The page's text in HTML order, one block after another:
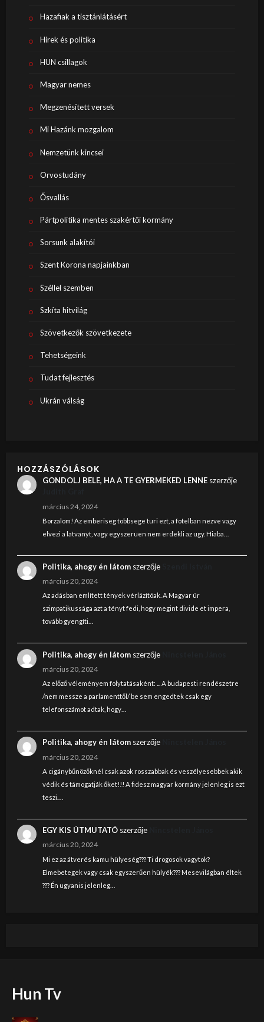
Hazafiak a tisztánlátásért
Hírek és politika
HUN csillagok
Magyar nemes
Megzenésített versek
Mi Hazánk mozgalom
Nemzetünk kincsei
Orvostudány
Ősvallás
Pártpolitika mentes szakértői kormány
Sorsunk alakítói
Szent Korona napjainkban
Széllel szemben
Szkíta hitvilág
Szövetkezők szövetkezete
Tehetségeink
Tudat fejlesztés
Ukrán válság
HOZZÁSZÓLÁSOK
GONDOLJ BELE, HA A TE GYERMEKED LENNEszerzője
március 24, 2024
Borzalom! Az emberiseg tobbsege turi ezt, a fotelban nezve vagy
elvezi a latvanyt, vagy egyszeruen nem erdekli az ugy. Hiaba…
Politika, ahogy én látomszerzője
március 20, 2024
Az adásban említett tények vérlázítóak. A Magyar úr
szimpatikussága azt a tényt fedi, hogy megint divide et impera,
tovább gyengíti…
Politika, ahogy én látomszerzője
március 20, 2024
Az előző véleményem folytatásaként: ... A budapesti rendészetre
/nem messze a parlamenttől/ be sem engedtek csak egy
telefonszámot adtak, hogy…
Politika, ahogy én látomszerzője
március 20, 2024
A cigánybűnözőknél csak azok rosszabbak és veszélyesebbek akik
védik és támogatják őket!!! A fidesz magyar kormány jelenleg is ezt
teszi.…
EGY KIS ÚTMUTATÓszerzője
március 20, 2024
Mi ez az átverés kamu hülyeség??? Ti drogosok vagytok?
Elmebetegek vagy csak egyszerűen hülyék??? Mesevilágban éltek
??? Én ugyanis jelenleg…
Hun Tv